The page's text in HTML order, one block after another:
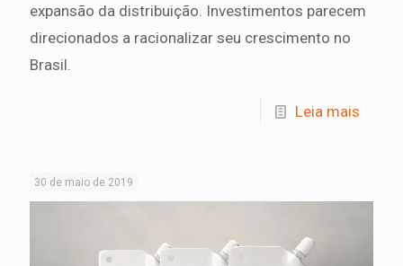
expansão da distribuição. Investimentos parecem
direcionados a racionalizar seu crescimento no
Brasil.
Leia mais
30 de maio de 2019